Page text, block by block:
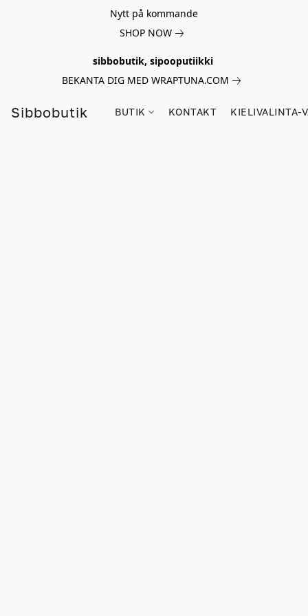
Nytt på kommande
SHOP NOW
sibbobutik, sipooputiikki
BEKANTA DIG MED WRAPTUNA.COM
Sibbobutik BUTIK KONTAKT KIELIVALINTA-